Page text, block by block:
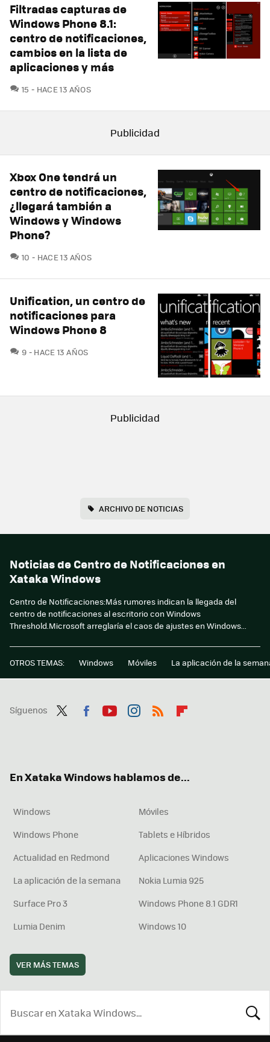
Filtradas capturas de
Windows Phone 8.1:
centro de notificaciones,
cambios en la lista de
aplicaciones y más
15 COMENTARIOS
HACE 13 AÑOS
Xbox One tendrá un
centro de notificaciones,
¿llegará también a
Windows y Windows
Phone?
10 COMENTARIOS
HACE 13 AÑOS
Unification, un centro de
notificaciones para
Windows Phone 8
9 COMENTARIOS
HACE 13 AÑOS
ARCHIVO DE NOTICIAS
Noticias de Centro de Notificaciones en
Xataka Windows
Centro de Notificaciones:Más rumores indican la llegada del
centro de notificaciones al escritorio con Windows
Threshold.Microsoft arreglaría el caos de ajustes en Windows...
OTROS TEMAS: Windows Móviles La aplicación de la
Síguenos
En Xataka Windows hablamos de...
Windows
Móviles
Windows Phone
Tablets e Híbridos
Actualidad en Redmond
Aplicaciones Windows
La aplicación de la semana
Nokia Lumia 925
Surface Pro 3
Windows Phone 8.1 GDR1
Lumia Denim
Windows 10
VER MÁS TEMAS